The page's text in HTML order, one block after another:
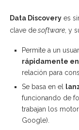
Data Discovery es
clave desoftware , y
Permite a un
rápidamente
relación para
Se basa en el
funcionando de
trabajan los
Google).